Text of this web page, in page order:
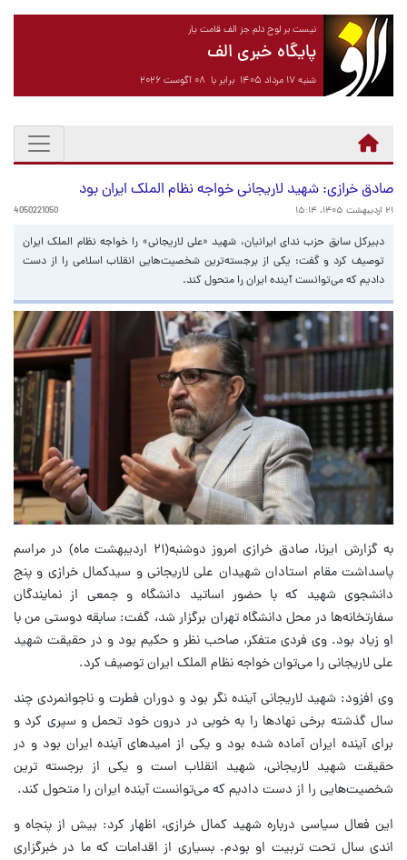
نیست بر لوح دلم جز الف قامت یار
پایگاه خبری الف
شنبه ۱۷ مرداد ۱۴۰۵ برابر با ۰۸ آگوست ۲۰۲۶
صادق خرازی: شهید لاریجانی خواجه نظام الملک ایران بود
۲۱ اردیبهشت ۱۴۰۵، ۱۵:۱۴ 4050221050
دبیرکل سابق حزب ندای ایرانیان، شهید «علی لاریجانی» را خواجه نظام الملک ایران
توصیف کرد و گفت: یکی از برجسته‌ترین شخصیت‌هایی انقلاب اسلامی را از دست
دادیم که می‌توانست آینده ایران را متحول کند.
به گزارش ایرنا، صادق خرازی امروز دوشنبه(۲۱ اردیبهشت ماه) در مراسم
پاسداشت مقام استادان شهیدان علی لاریجانی و سیدکمال خرازی و پنج
دانشجوی شهید که با حضور اساتید دانشگاه و جمعی از نمایندگان
سفارتخانه‌ها در محل دانشگاه تهران برگزار شد، گفت: سابقه دوستی من با
او زیاد بود. وی فردی متفکر، صاحب نظر و حکیم بود و در حقیقت شهید
علی لاریجانی را می‌توان خواجه نظام الملک ایران توصیف کرد.
وی افزود: شهید لاریجانی آینده نگر بود و دوران فطرت و ناجوانمردی چند
سال گذشته برخی نهادها را به خوبی در درون خود تحمل و سپری کرد و
برای آینده ایران آماده شده بود و یکی از امیدهای آینده ایران بود و در
حقیقت شهید لاریجانی، شهید انقلاب است و یکی از برجسته ترین
شخصیت‌هایی را از دست دادیم که می‌توانست آینده ایران را متحول کند.
این فعال سیاسی درباره شهید کمال خرازی، اظهار کرد: بیش از پنجاه و
اندی سال تحت تربیت او بودم. بسیاری از اقدامات که ما در خبرگزاری